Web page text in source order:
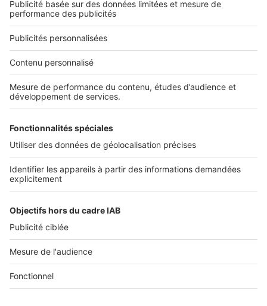
2 rue des Italiens 75009 Paris
01 53 38 80 00
Nos solutions pro
Actualités pro
Nous contacter
Connexion à My SeLoger Pro
Espace Presse